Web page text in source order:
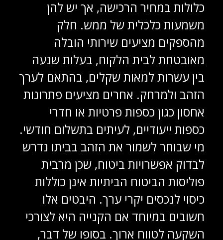
כלולות במחיר הרכישה, אך יש להן
משמעות כלכלית של ממש. חלק
מהספקים מציעים שירותי הובלה
מאובטחת לבית הלקוח, בעלות שנעה
בין עשרות למאות שקלים, בהתאם לערך
הזהב ולמרחק. אחרים מציעים פתרונות
אחסון כגון כספות פרטיות או חדרי
כספות ייעודיים, לעיתים בתשלום חודשי.
מי שבוחר לשמור את הזהב בביתו נדרש
לבדוק אפשרויות ביטוח, שכן מרבית
פוליסות הביטוח הביתיות אינן כוללות
כיסוי לנכסים יקרי ערך. היבטים אלו
חשובים במיוחד אם הקנייה היא לצורכי
השקעה לטווח ארוך. בסופו של דבר,